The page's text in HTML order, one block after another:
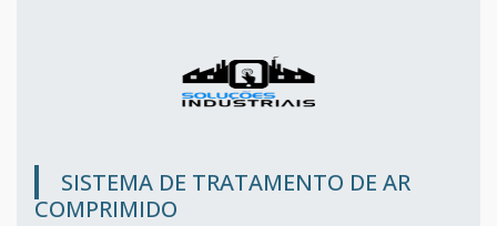
SISTEMA DE TRATAMENTO DE AR
COMPRIMIDO